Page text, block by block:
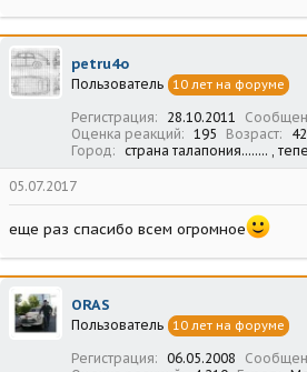
petru4o
Пользователь 10 лет на форуме
Регистрация 28.10.2011
Оценка реакций
195 Возраст
42
Город
страна талапония........ ,
05.07.2017
еще раз спасибо всем огромное
ORAS
Пользователь 10 лет на форуме
Регистрация 06.05.2008